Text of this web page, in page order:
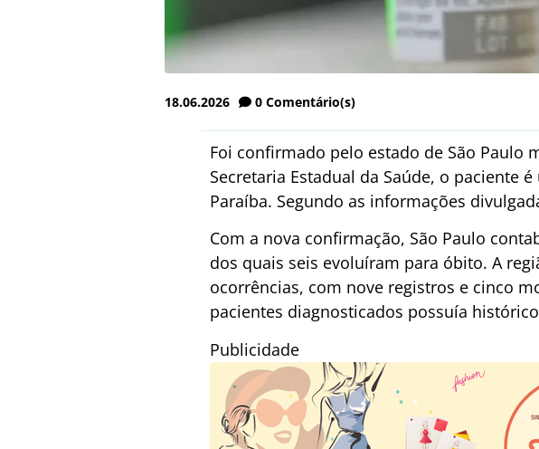
18.06.2026 0 Comentário(s)
Foi confirmado pelo estado de São Paulo
Secretaria Estadual da Saúde, o paciente
Paraíba. Segundo as informações
Com a nova confirmação, São Paulo
dos quais seis evoluíram para óbito. A
ocorrências, com nove registros e cinco
pacientes diagnosticados possuía
Publicidade